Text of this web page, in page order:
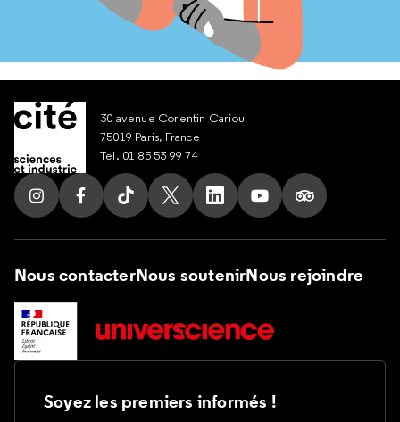
30 avenue Corentin Cariou
75019 Paris, France
Tel. 01 85 53 99 74
Suivez nous sur Instagram
Suivez nous sur Facebook
Suivez nous sur Tik Tok
Suivez nous sur X
Suivez nous sur LinkedIn
Suivez nous sur
Suivez nous
Nous contacterNous soutenirNous rejoindre
Soyez les premiers informés !